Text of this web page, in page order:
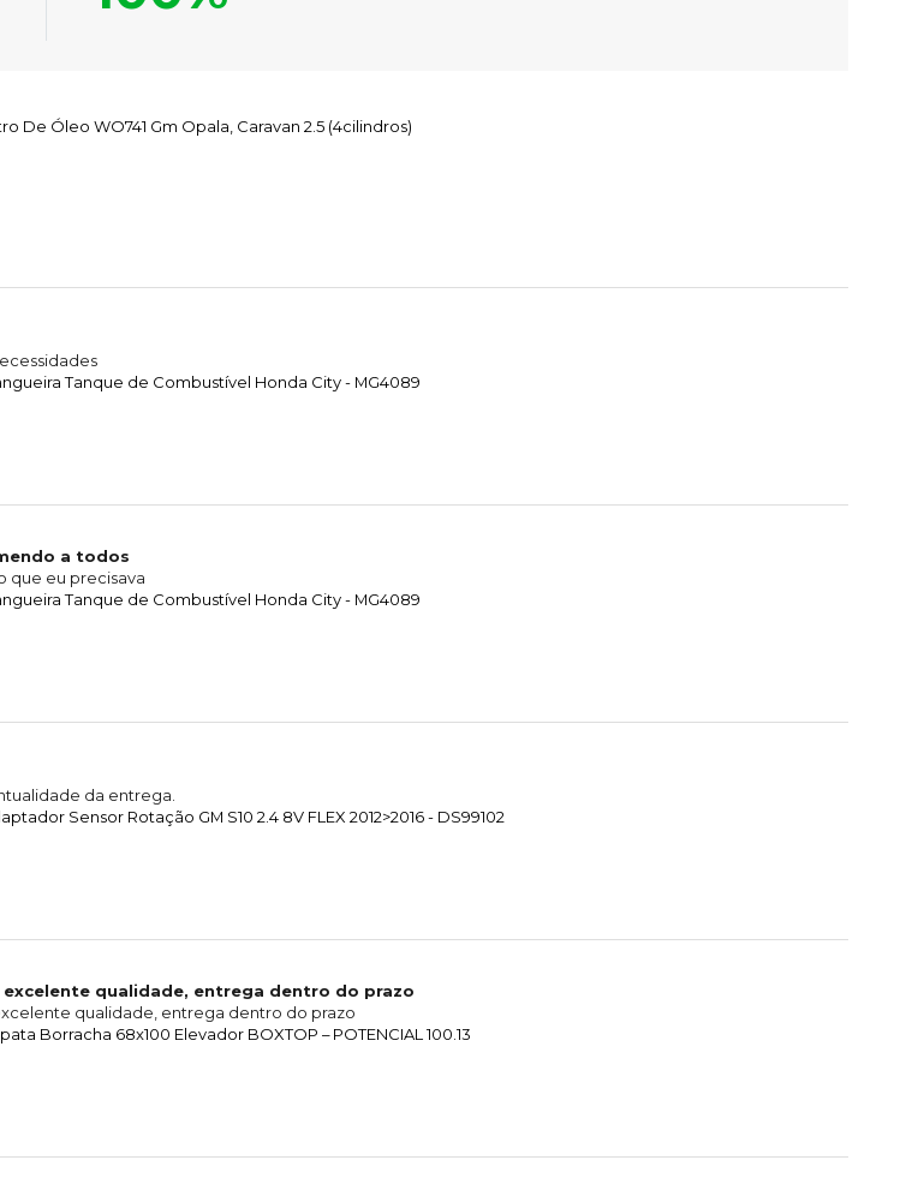
De Óleo WO741 Gm Opala, Caravan 2.5 (4cilindros)
Tanque de Combustível Honda City - MG4089
a todos
que eu precisava
Tanque de Combustível Honda City - MG4089
da entrega.
Sensor Rotação GM S10 2.4 8V FLEX 2012>2016 - DS99102
qualidade, entrega dentro do prazo
qualidade, entrega dentro do prazo
Borracha 68x100 Elevador BOXTOP – POTENCIAL 100.13